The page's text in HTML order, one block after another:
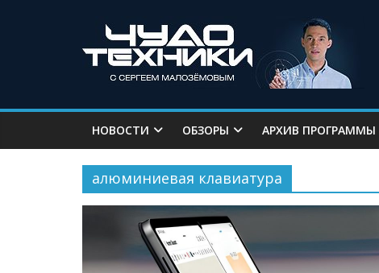
НОВОСТИ ОБЗОРЫ АРХИВ ПРОГРАММЫ
алюминиевая клавиатура